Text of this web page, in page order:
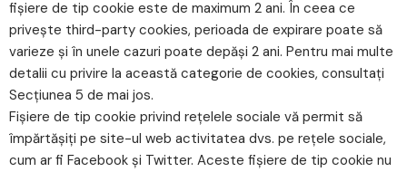
fișiere de tip cookie este de maximum 2 ani. În ceea ce
priveşte third-party cookies, perioada de expirare poate să
varieze şi în unele cazuri poate depăşi 2 ani. Pentru mai multe
detalii cu privire la această categorie de cookies, consultaţi
Secţiunea 5 de mai jos.
Fișiere de tip cookie privind rețelele sociale vă permit să
împărtășiți pe site-ul web activitatea dvs. pe rețele sociale,
cum ar fi Facebook și Twitter. Aceste fișiere de tip cookie nu